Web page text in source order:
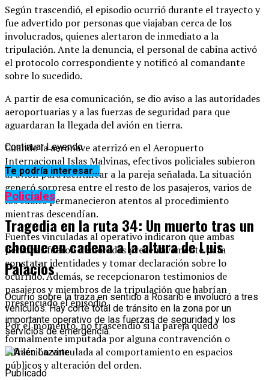
Según trascendió, el episodio ocurrió durante el trayecto y
fue advertido por personas que viajaban cerca de los
involucrados, quienes alertaron de inmediato a la
tripulación. Ante la denuncia, el personal de cabina activó
el protocolo correspondiente y notificó al comandante
sobre lo sucedido.
A partir de esa comunicación, se dio aviso a las autoridades
aeroportuarias y a las fuerzas de seguridad para que
aguardaran la llegada del avión en tierra.
Cuando la aeronave aterrizó en el Aeropuerto
Internacional Islas Malvinas, efectivos policiales subieron
al avión para identificar a la pareja señalada. La situación
generó sorpresa entre el resto de los pasajeros, varios de
los cuales permanecieron atentos al procedimiento
mientras descendían.
Fuentes vinculadas al operativo indicaron que ambas
personas fueron demoradas preventivamente para
constatar identidades y tomar declaración sobre lo
ocurrido. Además, se recepcionaron testimonios de
pasajeros y miembros de la tripulación que habrían
presenciado el episodio.
Por el momento, no trascendió si la pareja quedó
formalmente imputada por alguna contravención o
infracción vinculada al comportamiento en espacios
públicos y alteración del orden.
Continuar Leyendo
Te podría interesar...
Policiales
Tragedia en la ruta 34: Un muerto tras un
choque en cadena a la altura de Luis
Palacios
Ocurrió sobre la traza en sentido a Rosario e involucró a tres
vehículos. Hay corte total de tránsito en la zona por un
importante operativo de las fuerzas de seguridad y los
servicios de emergencia.
Publicado